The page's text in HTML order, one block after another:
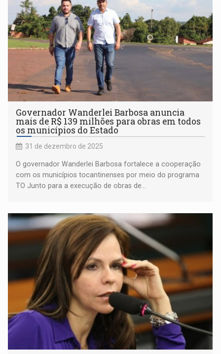
Governador Wanderlei Barbosa anuncia
mais de R$ 139 milhões para obras em todos
os municípios do Estado
31 de dezembro de 2025
O governador Wanderlei Barbosa fortalece a cooperação
com os municípios tocantinenses por meio do programa
TO Junto para a execução de obras de...